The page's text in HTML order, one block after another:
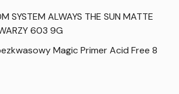
SYSTEM ALWAYS THE SUN MATTE
603 9G
Magic Primer Acid Free 8